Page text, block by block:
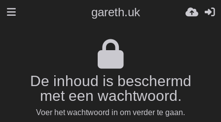
gareth.uk
De inhoud is beschermd
met een wachtwoord.
Voer het wachtwoord in om verder te gaan.